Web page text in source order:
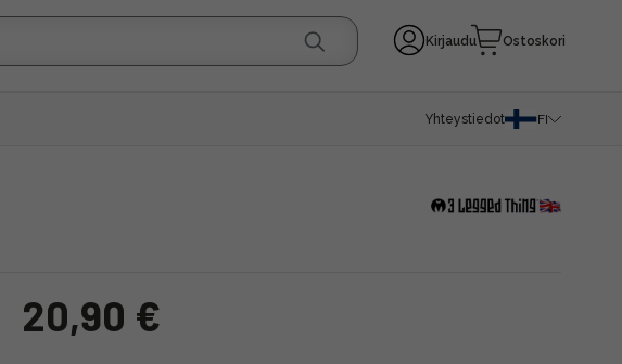
Kirjaudu Ostoskori
Yhteystiedot FI
20,90 €